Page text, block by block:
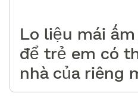
Lo liệu mái
để trẻ em có
nhà của riêng